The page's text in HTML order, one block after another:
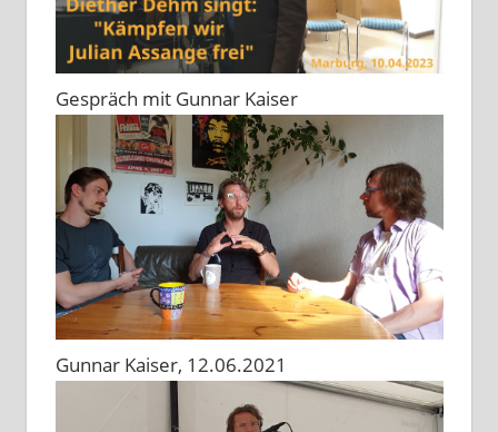
Gespräch mit Gunnar Kaiser
Gunnar Kaiser, 12.06.2021